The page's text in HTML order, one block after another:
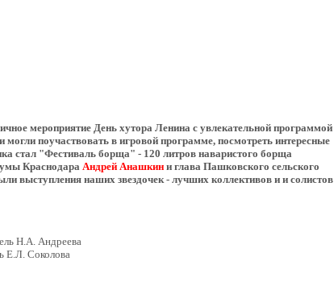
мероприятие День хутора Ленина с увлекательной программой
поучаствовать в игровой программе, посмотреть интересные
стал "Фестиваль борща" - 120 литров наваристого борща
Краснодара Андрей Анашкин и глава Пашковского сельского
выступления наших звездочек - лучших коллективов и и солистов
Н.А. Андреева
Е.Л. Соколова